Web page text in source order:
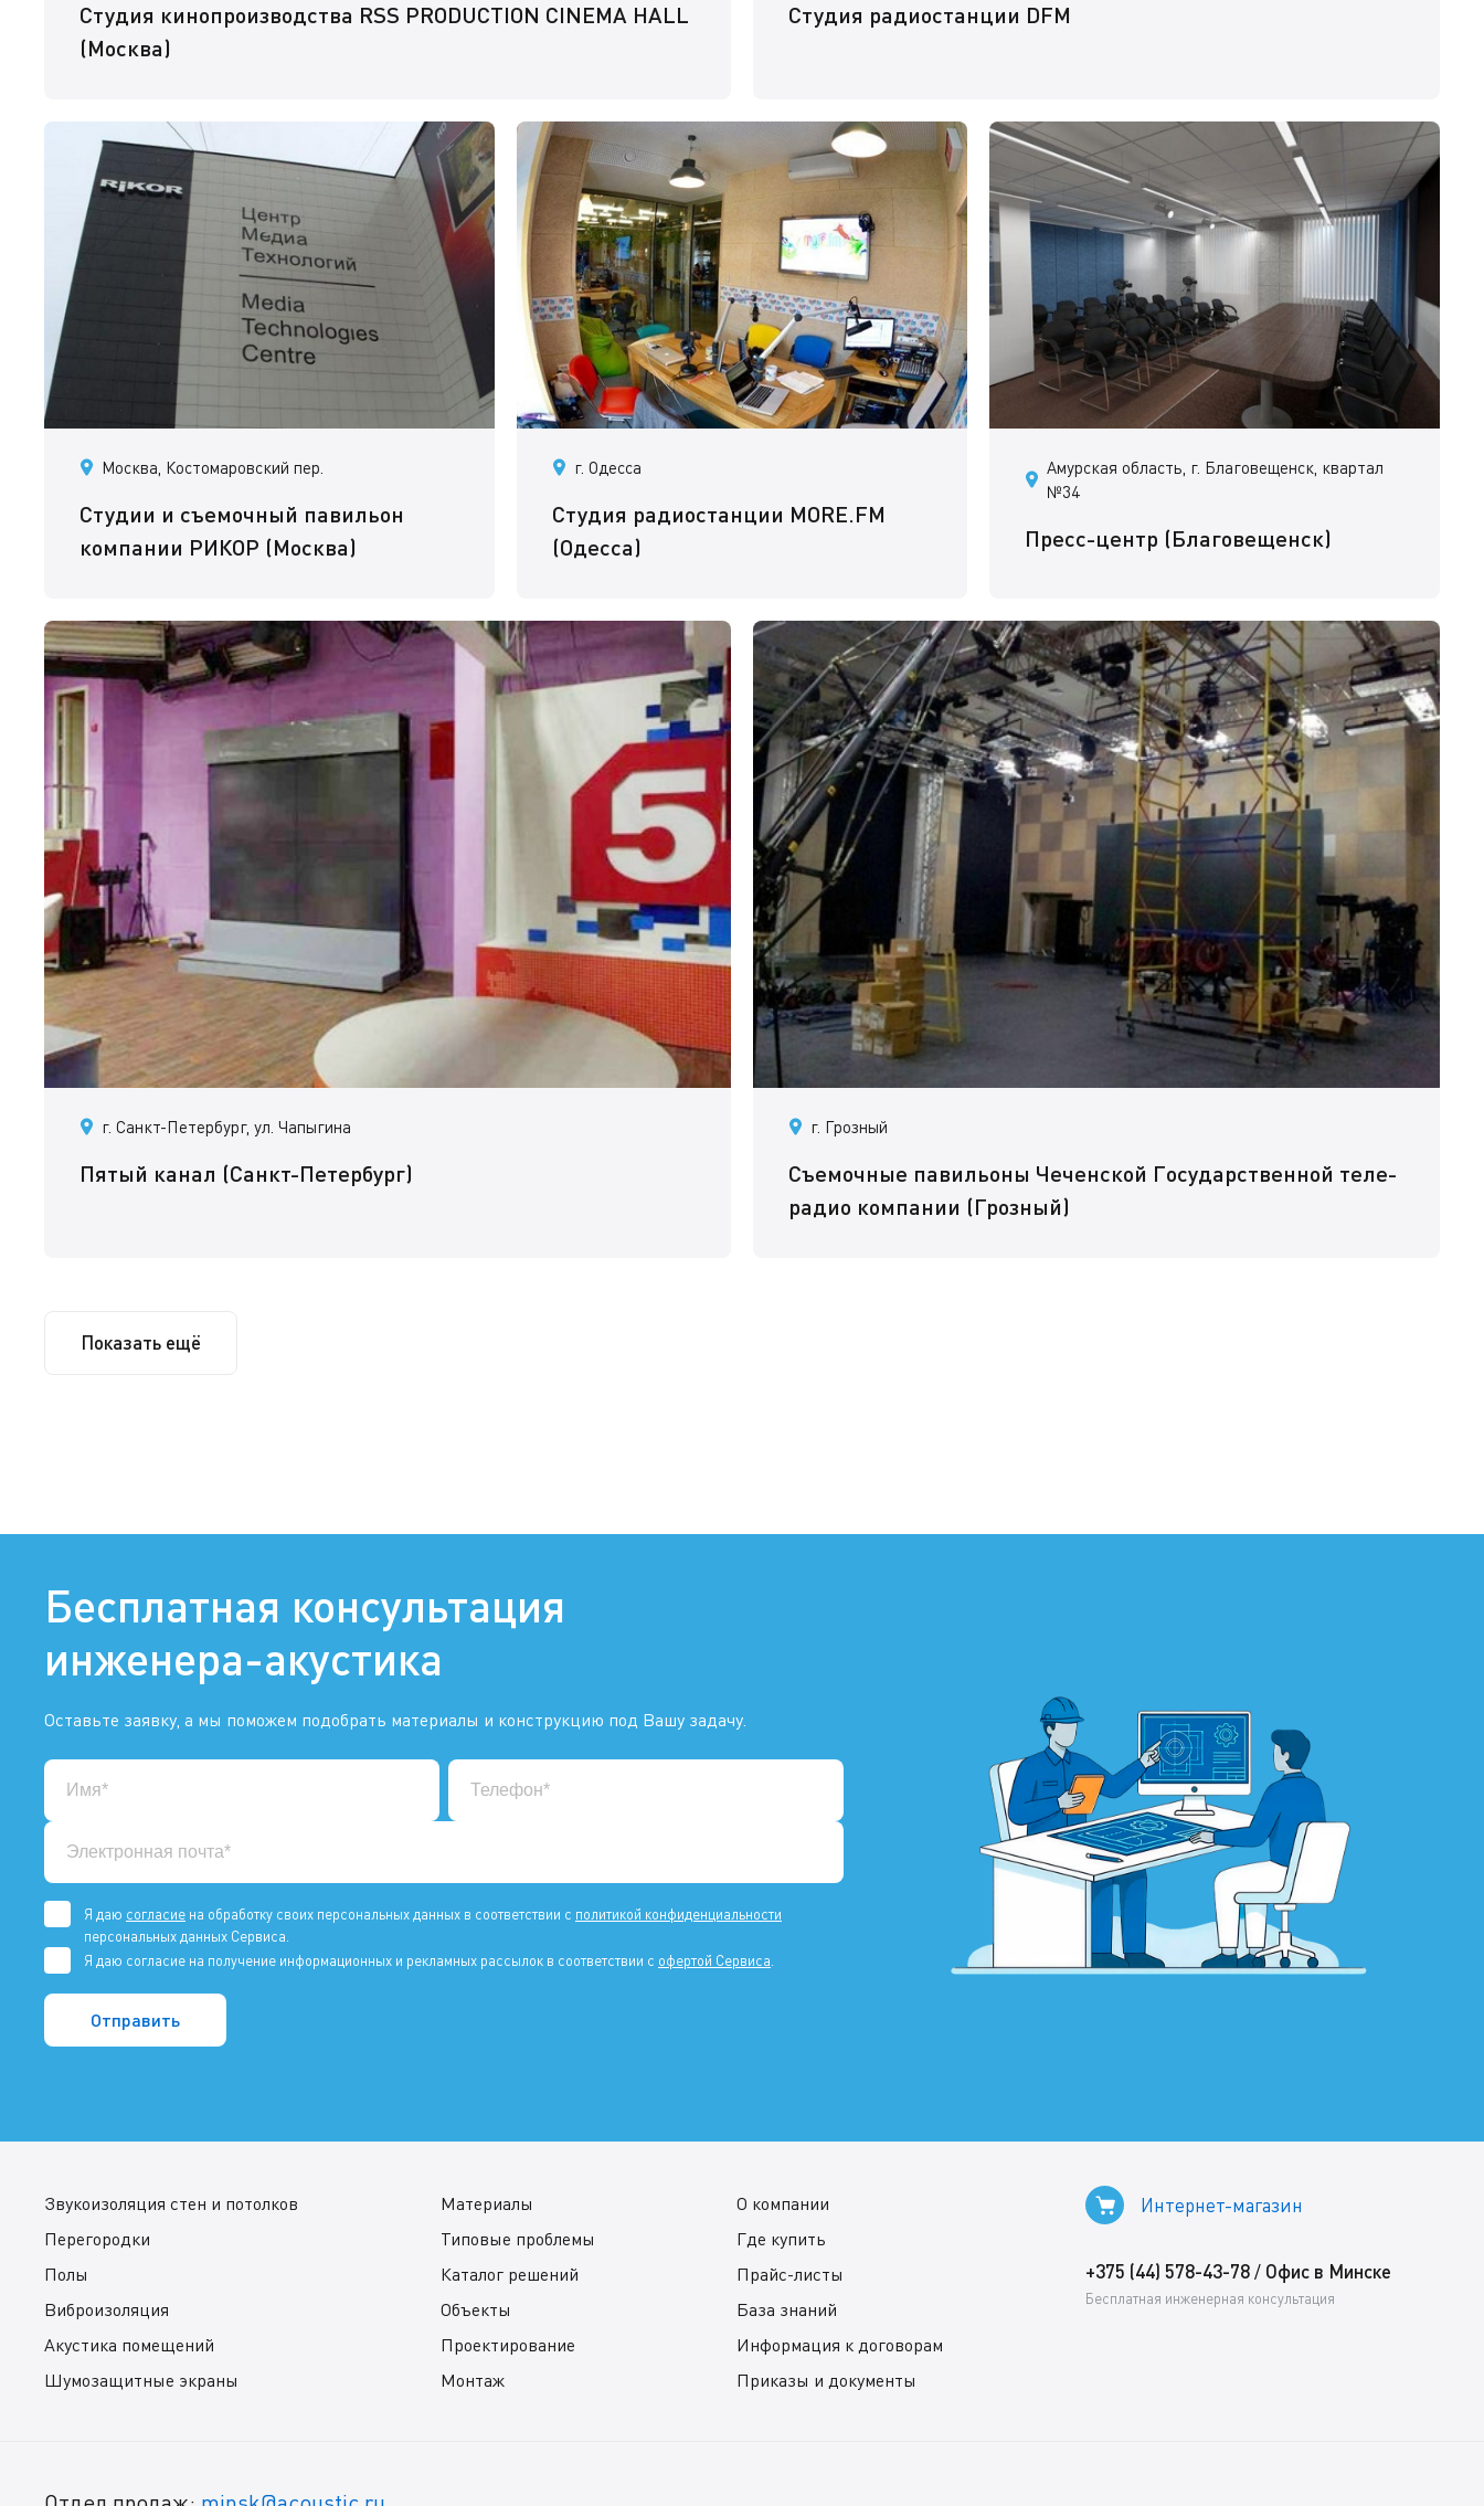
Студия кинопроизводства RSS PRODUCTION CINEMA HALL
(Москва)
Студия радиостанции DFM
Москва, Костомаровский пер.
Студии и съемочный павильон
компании РИКОР (Москва)
г. Одесса
Студия радиостанции MORE.FM
(Одесса)
Амурская область, г. Благовещенск, квартал
№34
Пресс-центр (Благовещенск)
г. Санкт-Петербург, ул. Чапыгина
Пятый канал (Санкт-Петербург)
г. Грозный
Съемочные павильоны Чеченской Государственной теле-
радио компании (Грозный)
Показать ещё
Бесплатная консультация
инженера-акустика
Оставьте заявку, а мы поможем подобрать материалы и конструкцию под Вашу задачу.
Я даю согласие на обработку своих персональных данных в соответствии с политикой конфиденциальности
персональных данных Сервиса.
Я даю согласие на получение информационных и рекламных рассылок в соответствии с офертой Сервиса
Звукоизоляция стен и потолков
Перегородки
Полы
Виброизоляция
Акустика помещений
Шумозащитные экраны
Материалы
Типовые проблемы
Каталог решений
Объекты
Проектирование
Монтаж
О компании
Где купить
Прайс-листы
База знаний
Информация к договорам
Приказы и документы
Интернет-магазин
+375 (44) 578-43-78 / Офис в Минске
Бесплатная инженерная консультация